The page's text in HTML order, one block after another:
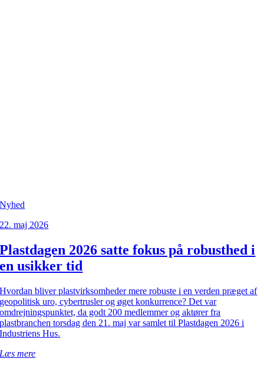
Nyhed
22. maj 2026
Plastdagen 2026 satte fokus på robusthed i
en usikker tid
Hvordan bliver plastvirksomheder mere robuste i en verden præget af
geopolitisk uro, cybertrusler og øget konkurrence? Det var
omdrejningspunktet, da godt 200 medlemmer og aktører fra
plastbranchen torsdag den 21. maj var samlet til Plastdagen 2026 i
Industriens Hus.
Læs mere